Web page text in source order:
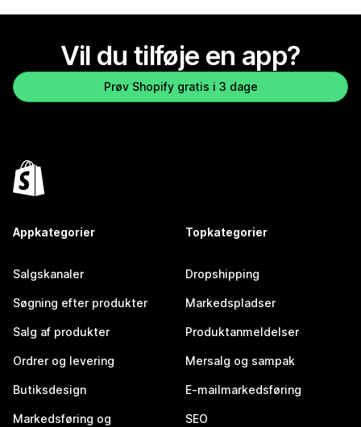
Vil du tilføje en app?
Prøv Shopify gratis i 3 dage
Appkategorier
Salgskanaler
Søgning efter produkter
Salg af produkter
Ordrer og levering
Butiksdesign
Markedsføring og
Topkategorier
Dropshipping
Markedspladser
Produktanmeldelser
Mersalg og sampak
E-mailmarkedsføring
SEO